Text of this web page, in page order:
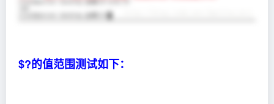
$?的值范围测试如下：